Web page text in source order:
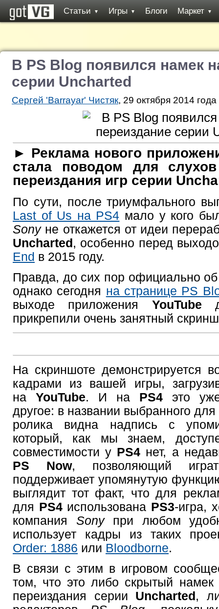
Статьи ▼ Игры ▼ Блоги Маркет ▼
В PS Blog появился намек
серии Uncharted
Сергей 'Barrayar' Чистяк, 29 октября 2014
► Реклама нового
стала поводом для
переиздания игр серии
По сути, после триумфального
Last of Us на PS4 мало у кого
Sonyне откажется от идеи
Uncharted, особенно перед
End в 2015 году.
Правда, до сих пор официально об
однако сегодня на странице PS
выходе приложения YouTube
прикрепили очень занятный
На скриншоте демонстрируется
кадрами из вашей игры,
на YouTube. И на PS4 это
другое: в названии выбранного
ролика видна надпись с
который, как мы знаем,
совместимости у PS4 нет, а
PS Now, позволяющий
поддерживает упомянутую
выглядит тот факт, что для
для PS4использована PS3-игра,
компания Sonyпри любом
использует кадры из таких
Order: 1886 или Bloodborne.
В связи с этим в игровом
том, что это либо скрытый намек
переиздания серии Uncharted,